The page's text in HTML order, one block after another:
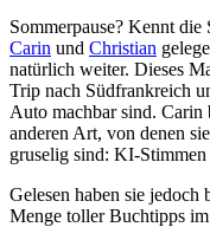
Sommerpause? Kennt
Carin und Christian
natürlich weiter. Dieses
Trip nach Südfrankreich
Auto machbar sind. Carin
anderen Art, von denen
gruselig sind: KI-
Gelesen haben sie jedoch
Menge toller Buchtipps